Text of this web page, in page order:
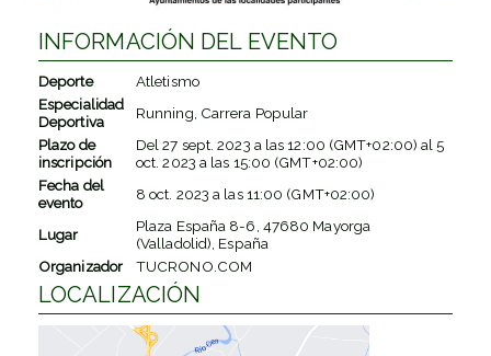
INFORMACIÓN DEL EVENTO
Deporte
Atletismo
Especialidad
Deportiva
Running, Carrera Popular
Plazo de
inscripción
Del27 sept. 2023 a las12:00 (GMT+02:00) al5
oct. 2023 a las 15:00 (GMT+02:00)
Fecha del
evento
8 oct. 2023 a las11:00 (GMT+02:00)
Lugar
Plaza España 8-6, 47680 Mayorga
(Valladolid), España
Organizador
TUCRONO.COM
LOCALIZACIÓN